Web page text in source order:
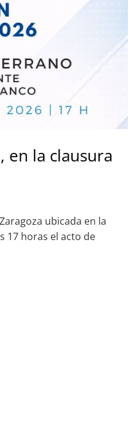
en la clausura
ubicada en la
17 horas el acto de